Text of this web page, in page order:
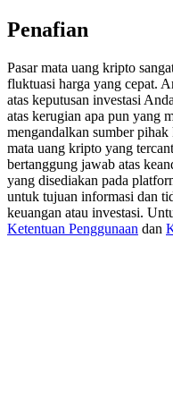
Register & Trade to
Precious Metals
Trade Gold & Silver ·
Penafian
Pasar mata uang kripto
fluktuasi harga yang cepat.
atas keputusan investasi
atas kerugian apa pun yang
mengandalkan sumber
mata uang kripto yang
bertanggung jawab atas
yang disediakan pada
untuk tujuan informasi dan
keuangan atau investasi.
Ketentuan Penggunaan dan